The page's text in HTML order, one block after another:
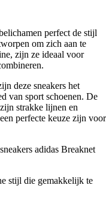
perfect de stijl
om zich aan te
zijn ze ideaal voor
deze sneakers het
van sport schoenen. De
strakke lijnen en
perfecte keuze zijn voor
adidas Breaknet
stijl die gemakkelijk te